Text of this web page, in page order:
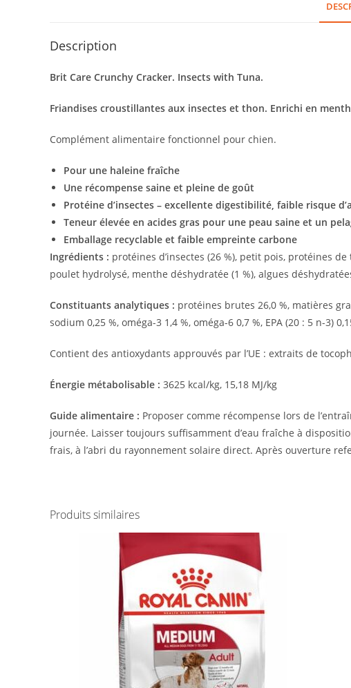
Description
Brit Care Crunchy Cracker. Insects with Tuna.
Friandises croustillantes aux insectes et thon. Enrichi en
Complément alimentaire fonctionnel pour chien.
Pour une haleine fraîche
Une récompense saine et pleine de goût
Protéine d’insectes – excellente digestibilité, faible risque
Teneur élevée en acides gras pour une peau saine et un
Emballage recyclable et faible empreinte carbone
Ingrédients : protéines d’insectes (26 %), petit pois, protéines
poulet hydrolysé, menthe déshydratée (1 %), algues
Constituants analytiques : protéines brutes 26,0 %, matières
sodium 0,25 %, oméga-3 1,4 %, oméga-6 0,7 %, EPA (20 : 5 n-3)
Contient des antioxydants approuvés par l’UE : extraits de
Énergie métabolisable : 3625 kcal/kg, 15,18 MJ/kg
Guide alimentaire : Proposer comme récompense lors de
journée. Laisser toujours suffisamment d’eau fraîche à
frais, à l’abri du rayonnement solaire direct. Après ouverture
Produits similaires